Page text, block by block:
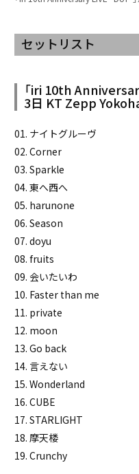
セットリスト
「iri 10th
3日 KT Zepp
01. ナイトグルーヴ
02. Corner
03. Sparkle
04. 東へ西へ
05. harunone
06. Season
07. doyu
08. fruits
09. 会いたいわ
10. Faster than me
11. private
12. moon
13. Go back
14. 言えない
15. Wonderland
16. CUBE
17. STARLIGHT
18. 摩天楼
19. Crunchy